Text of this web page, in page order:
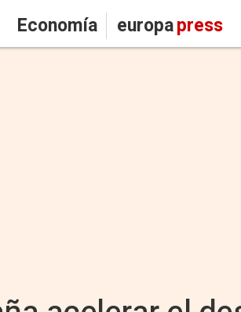
Economía europapress